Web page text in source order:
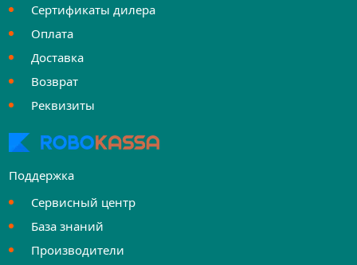
Сертификаты дилера
Оплата
Доставка
Возврат
Реквизиты
Поддержка
Сервисный центр
База знаний
Производители